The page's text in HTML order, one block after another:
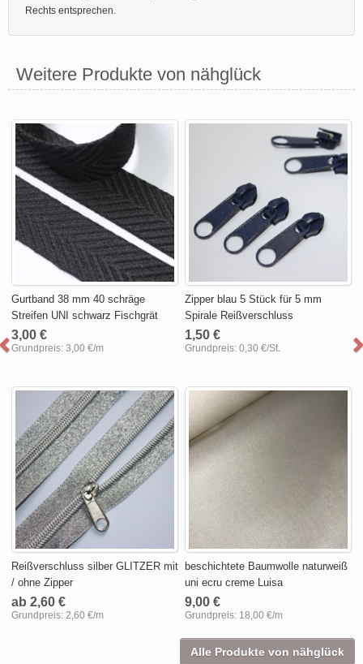
Rechts entsprechen.
Weitere Produkte von nähglück
Gurtband 38 mm 40 schräge
Streifen UNI schwarz Fischgrät
3,00 €
Grundpreis:3,00 €/m
Zipper blau 5 Stück für 5 mm
Spirale Reißverschluss
1,50 €
Grundpreis:0,30 €/St.
Reißverschluss silber GLITZER mit
/ ohne Zipper
ab 2,60 €
Grundpreis:2,60 €/m
beschichtete Baumwolle naturweiß
uni ecru creme Luisa
9,00 €
Grundpreis: 18,00 €/m
Alle Produkte von nähglück